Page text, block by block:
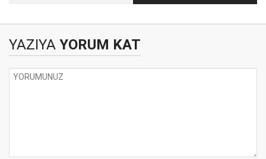
Fitne Ateşi
YAZIYA YORUM KAT